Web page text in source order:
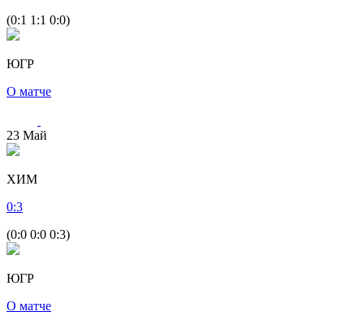
(0:1 1:1 0:0)
ЮГР
О матче
23 Май
ХИМ
0:3
(0:0 0:0 0:3)
ЮГР
О матче